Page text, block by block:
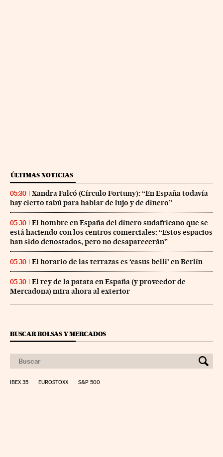
ÚLTIMAS NOTICIAS
05:30
Xandra Falcó (Círculo Fortuny): “En España todavía
hay cierto tabú para hablar de lujo y de dinero”
05:30
El hombre en España del dinero sudafricano que se
está haciendo con los centros comerciales: “Estos espacios
han sido denostados, pero no desaparecerán”
05:30 El horario de las terrazas es ‘casus belli’ en Berlín
05:30
El rey de la patata en España (y proveedor de
Mercadona) mira ahora al exterior
BUSCAR BOLSAS Y MERCADOS
IBEX 35 EUROSTOXX S&P 500